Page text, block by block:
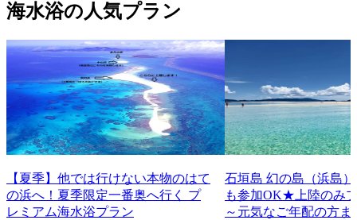
海水浴の人気プラン
【夏季】他では行けない本物のはて
の浜へ！夏季限定一番奥へ行く プ
レミアム海水浴プラン
石垣島 幻の島（浜島
も参加OK★上陸のみ
～元気なご年配の方ま